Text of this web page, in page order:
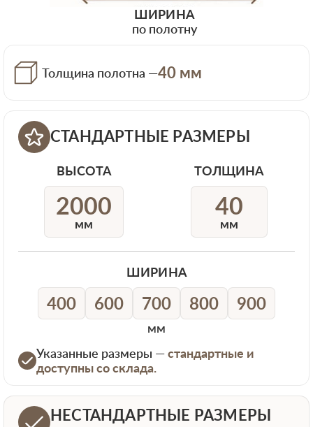
ШИРИНА
по полотну
Толщина полотна —40 мм
СТАНДАРТНЫЕ РАЗМЕРЫ
ВЫСОТА
2000
мм
ШИРИНА
400 600 700 800 900
мм
ТОЛЩИНА
40
мм
Указанные размеры —стандартные и
доступны со склада.
НЕСТАНДАРТНЫЕ РАЗМЕРЫ